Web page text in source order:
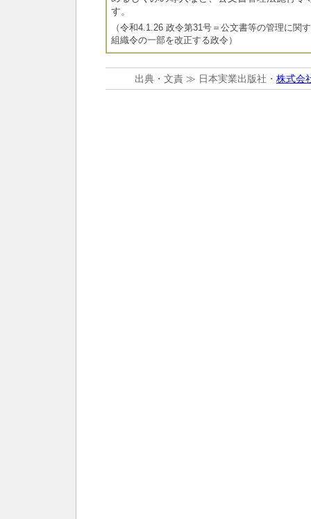
す。
（令和4.1.26 政令第31号＝公文書等の管理に関
組織令の一部を改正する政令）
出典・文責 ≫ 日本実業出版社・ 株式会